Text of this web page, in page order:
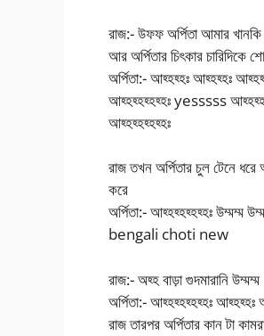
রাজ:- উফফ অর্পিতা আমার
আর অর্পিতার চিৎকার চারিদিকে
অর্পিতা:- আহ্হহ্হঃ আহ্হহ্হঃ
আহ্হহ্হহ্হহ্হঃ yesssss
আহ্হহ্হহ্হহ্হঃ
রাজ তখন অর্পিতার চুল টেনে
করে
অর্পিতা:- আহ্হহ্হহ্হহ্হঃ উম্মম্ম
bengali choti new
রাজ:- অহ্হ বাড়া গুদমারানি উম্মম্ম
অর্পিতা:- আহ্হহ্হহ্হহ্হঃ
রাজ তারপর অর্পিতার কান টা